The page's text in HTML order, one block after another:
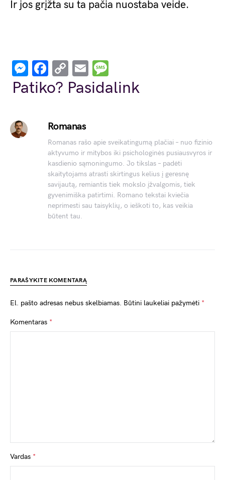
Ir jos grįžta su ta pačia nuostaba veide.
Messenger
Facebook
Copy
Link
Email
Patiko? Pasidalink
Romanas
Romanas rašo apie sveikatingumą plačiai – nuo fizinio
aktyvumo ir mitybos iki psichologinės pusiausvyros ir
kasdienio sąmoningumo. Jo tikslas – padėti
skaitytojams atrasti skirtingus kelius į geresnę
savijautą, remiantis tiek mokslo įžvalgomis, tiek
gyvenimiška patirtimi. Romano tekstai kviečia
neprimesti sau taisyklių, o ieškoti to, kas veikia
būtent tau.
PARAŠYKITE KOMENTARĄ
El. pašto adresas nebus skelbiamas. Būtini laukeliai pažymėti *
Komentaras *
Vardas *